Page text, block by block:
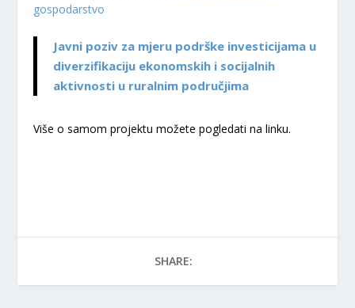
gospodarstvo
Javni poziv za mjeru podrške investicijama u
diverzifikaciju ekonomskih i socijalnih
aktivnosti u ruralnim područjima
Više o samom projektu možete pogledati na linku.
SHARE: